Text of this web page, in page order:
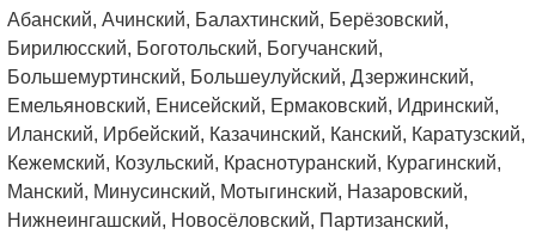
Абанский, Ачинский, Балахтинский, Берёзовский,
Бирилюсский, Боготольский, Богучанский,
Большемуртинский, Большеулуйский, Дзержинский,
Емельяновский, Енисейский, Ермаковский, Идринский,
Иланский, Ирбейский, Казачинский, Канский, Каратузский,
Кежемский, Козульский, Краснотуранский, Курагинский,
Манский, Минусинский, Мотыгинский, Назаровский,
Нижнеингашский, Новосёловский, Партизанский,